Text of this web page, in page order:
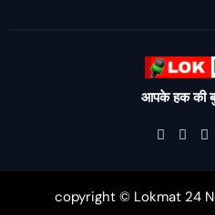
आपके हक की
copyright © Lokmat 24